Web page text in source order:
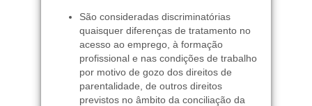
São consideradas discriminatórias
quaisquer diferenças de tratamento no
acesso ao emprego, à formação
profissional e nas condições de trabalho
por motivo de gozo dos direitos de
parentalidade, de outros direitos
previstos no âmbito da conciliação da